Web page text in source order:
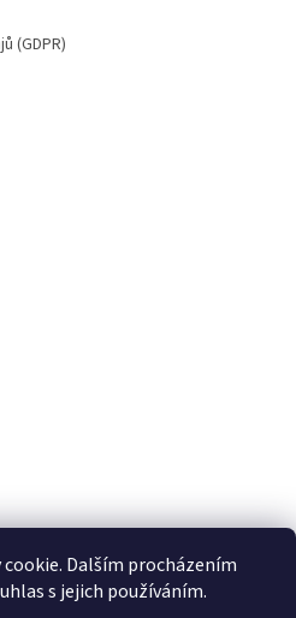
Dalším procházením
s jejich používáním.
(GDPR)